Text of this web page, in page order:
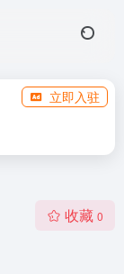
立即入驻
收藏 0